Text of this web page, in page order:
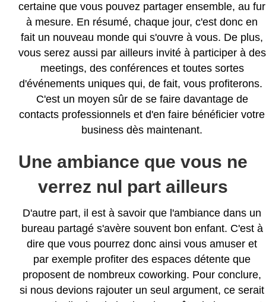
certaine que vous pouvez partager ensemble, au fur
à mesure. En résumé, chaque jour, c'est donc en
fait un nouveau monde qui s'ouvre à vous. De plus,
vous serez aussi par ailleurs invité à participer à des
meetings, des conférences et toutes sortes
d'événements uniques qui, de fait, vous profiterons.
C'est un moyen sûr de se faire davantage de
contacts professionnels et d'en faire bénéficier votre
business dès maintenant.
Une ambiance que vous ne
verrez nul part ailleurs
D'autre part, il est à savoir que l'ambiance dans un
bureau partagé s'avère souvent bon enfant. C'est à
dire que vous pourrez donc ainsi vous amuser et
par exemple profiter des espaces détente que
proposent de nombreux coworking. Pour conclure,
si nous devions rajouter un seul argument, ce serait